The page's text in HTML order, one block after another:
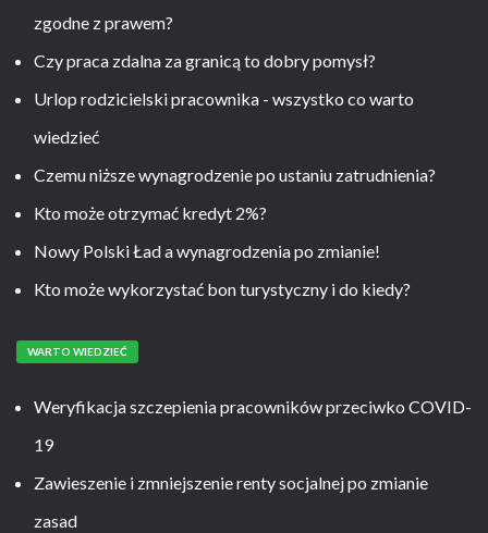
zgodne z prawem?
Czy praca zdalna za granicą to dobry pomysł?
Urlop rodzicielski pracownika - wszystko co warto
wiedzieć
Czemu niższe wynagrodzenie po ustaniu zatrudnienia?
Kto może otrzymać kredyt 2%?
Nowy Polski Ład a wynagrodzenia po zmianie!
Kto może wykorzystać bon turystyczny i do kiedy?
WARTO WIEDZIEĆ
Weryfikacja szczepienia pracowników przeciwko COVID-
19
Zawieszenie i zmniejszenie renty socjalnej po zmianie
zasad